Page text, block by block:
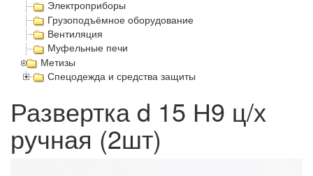
Электроприборы
Грузоподъёмное оборудование
Вентиляция
Муфельные печи
Метизы
Спецодежда и средства защиты
Развертка d 15 Н9 ц/х
ручная (2шт)